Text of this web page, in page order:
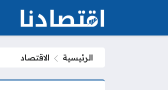
الرئيسية الاقتصاد